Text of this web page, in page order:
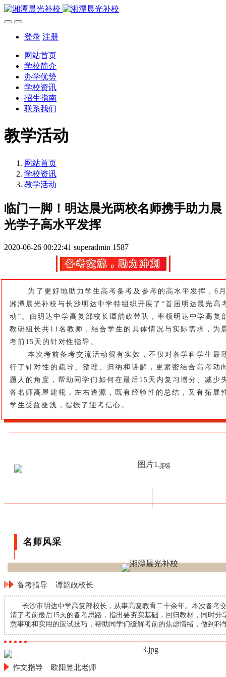
登录 注册
网站首页
学校简介
办学优势
学校资讯
招生指南
联系我们
教学活动
网站首页
学校资讯
教学活动
临门一脚！明达晨光两校名师携手助力晨
光学子高水平发挥
2020-06-26 00:22:41 superadmin 1587
备考交流，助力冲刺
为了更好地助力学生高考备考及参考的高水平发挥，6
湘潭晨光补校与长沙明达中学特组织开展了“首届明达晨光高
动”。由明达中学高复部校长谭韵政带队，率领明达中学高复
教研组长共11名教师，结合学生的具体情况与实际需求，为
考前15天的针对性指导。
本次考前备考交流活动很有实效，不仅对各学科学生最
行了针对性的疏导、整理、归纳和讲解，更紧密结合高考动
题人的角度，帮助同学们如何在最后15天内复习增分、减少
各名师高屋建瓴，左右逢源，既有经验性的总结，又有拓展
学生受益匪浅，提振了迎考信心。
名师风采
备考指导 谭韵政校长
长沙市明达中学高复部校长，从事高复教育二十余年。本次备考
清了考前最后15天的备考思路，指出要夯实基础，回归教材，同时分
意事项和实用的应试技巧，帮助同学们缓解考前的焦虑情绪，做到科
作文指导 欧阳昱北老师